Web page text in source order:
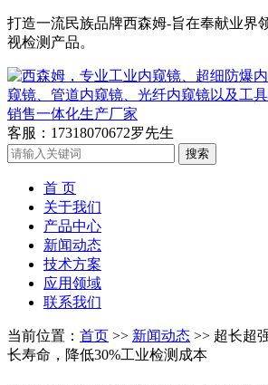
打造一流民族品牌西森姆-旨在奉献业界
视检测产品。
客服：17318070672罗先生
首 页
关于我们
产品中心
新闻动态
技术方案
应用领域
联系我们
当前位置： 首页 >> 新闻动态 >> 超长超
长寿命，降低30%工业检测成本